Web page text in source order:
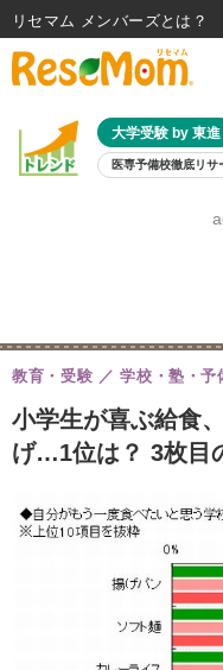
大学受験 by 東進
医専予備校徹底リサ
8月
小学生が喜ぶ給食
げ…1位は？ 3枚目
教育・受験 学校・塾・予
リセマム メンバーズ